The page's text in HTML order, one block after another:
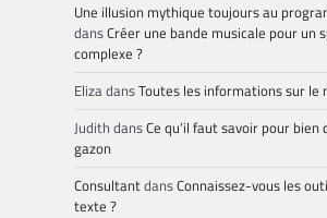
Une illusion mythique toujours au
dansCréer une bande musicale pour un
complexe ?
ElizadansToutes les informations sur le
Judith dansCe qu’il faut savoir pour
gazon
ConsultantdansConnaissez-vous les
texte ?